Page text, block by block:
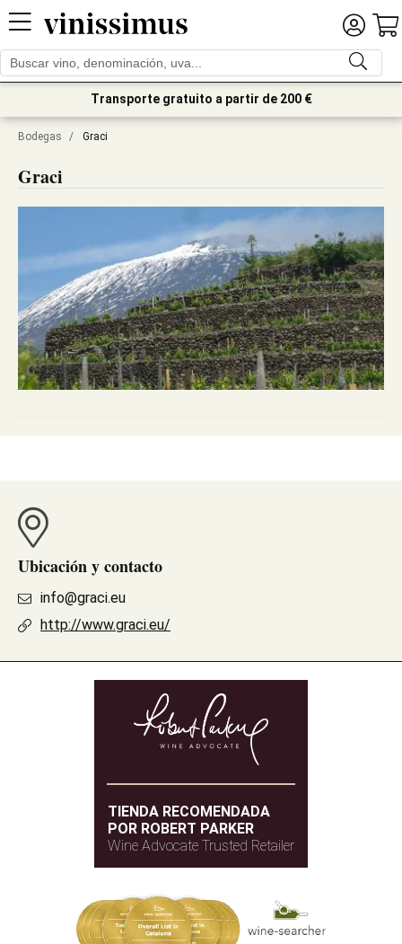
Transporte gratuito a partir de 200 €
Bodegas / Graci
Graci
Ubicación y contacto
info@graci.eu
http://www.graci.eu/
TIENDA RECOMENDADA
POR ROBERT PARKER
Wine Advocate Trusted Retailer